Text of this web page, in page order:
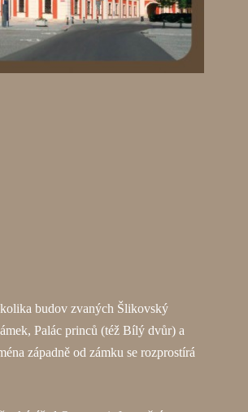
budov zvaných Šlikovský
Palác princů (též Bílý dvůr) a
západně od zámku se rozprostírá